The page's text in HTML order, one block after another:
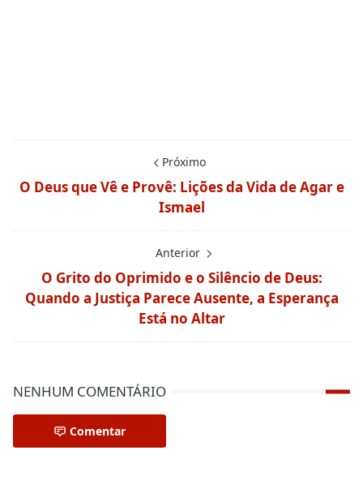
Próximo
O Deus que Vê e Provê: Lições da Vida de Agar e
Ismael
Anterior
O Grito do Oprimido e o Silêncio de Deus:
Quando a Justiça Parece Ausente, a Esperança
Está no Altar
NENHUM COMENTÁRIO
Comentar